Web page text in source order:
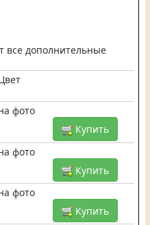
все дополнительные
фото
Купить
фото
Купить
фото
Купить